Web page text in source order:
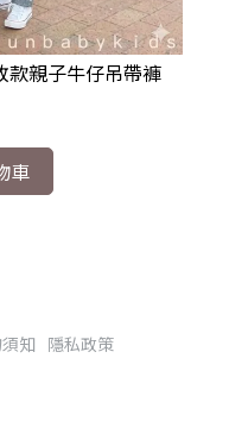
款親子牛仔吊帶褲
車
知 隱私政策